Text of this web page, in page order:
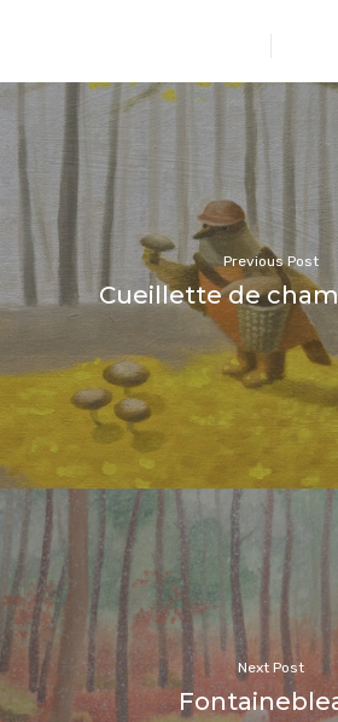
Previous Post
Cueillette de
Next Post